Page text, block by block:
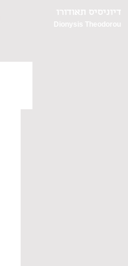
דיוניסיס תאודורו
Dionysis Theodorou